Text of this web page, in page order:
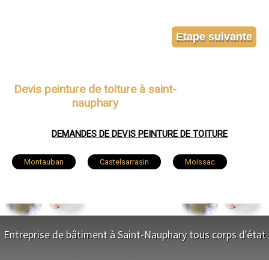
Devis peinture de toiture à saint-
nauphary
DEMANDES DE DEVIS PEINTURE DE TOITURE
Montauban Castelsarrasin Moissac
Nègrepelisse Verdun-sur-Garonne
Beaumont-de-Lomagne Bressols
Entreprise de bâtiment à Saint-Nauphary tous corps d'état